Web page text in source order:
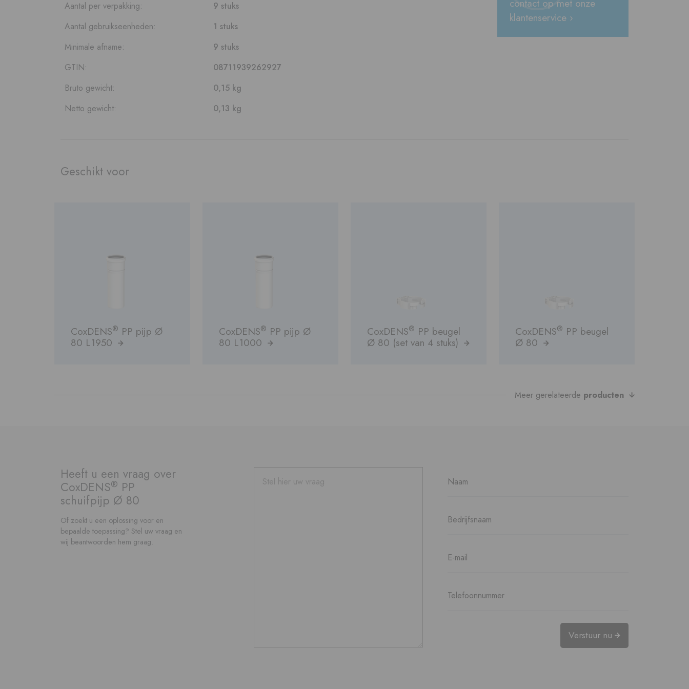
Aantal per verpakking:
9 stuks
Aantal gebruikseenheden:
1 stuks
Minimale afname:
9 stuks
GTIN:
08711939262927
Bruto gewicht:
0,15 kg
Netto gewicht:
0,13 kg
contact op met onze
klantenservice ›
Geschikt voor
CoxDENS® PP pijp Ø
80 L1950
CoxDENS® PP pijp Ø
80 L1000
CoxDENS® PP beugel
Ø 80 (set van 4 stuks)
CoxDENS® PP beugel
Ø 80
Meer gerelateerde producten
Heeft u een vraag over
CoxDENS® PP
schuifpijp Ø 80
Of zoekt u een oplossing voor en
bepaalde toepassing? Stel uw vraag en
wij beantwoorden hem graag.
Verstuur nu